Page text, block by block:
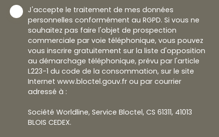
J'accepte le traitement de mes données
personnelles conformément au RGPD. Si vous ne
souhaitez pas faire l'objet de prospection
commerciale par voie téléphonique, vous pouvez
vous inscrire gratuitement sur la liste d'opposition
au démarchage téléphonique, prévu par l'article
L223-1 du code de la consommation, sur le site
Internet www.bloctel.gouv.fr ou par courrier
adressé à :
Société Worldline, Service Bloctel, CS 61311, 41013
BLOIS CEDEX.